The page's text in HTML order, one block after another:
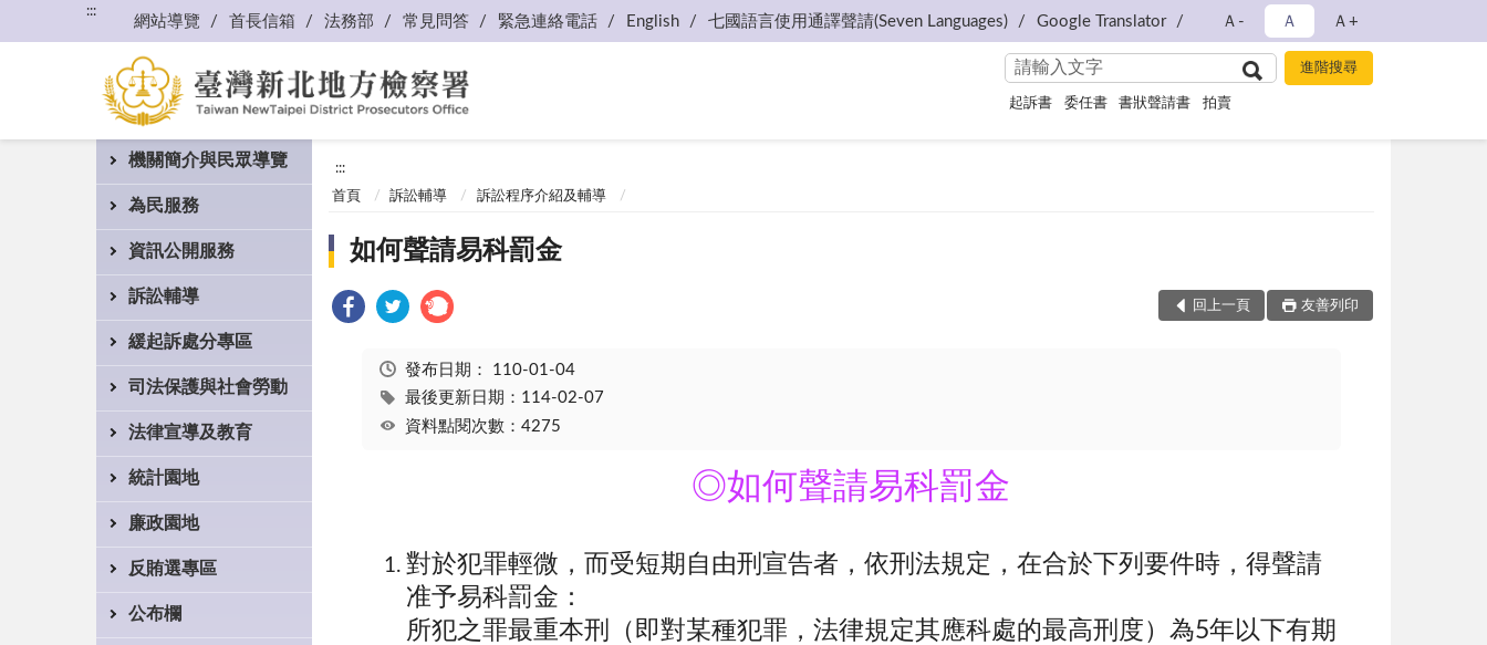
:::
網站導覽 首長信箱 法務部 常見問答 緊急連絡電話 English 七國語言使用通譯聲請(Seven Languages) Google Translator Ａ- Ａ Ａ+
起訴書 委任書 書狀聲請書 拍賣
機關簡介與民眾導覽
為民服務
資訊公開服務
訴訟輔導
緩起訴處分專區
司法保護與社會勞動
法律宣導及教育
統計園地
廉政園地
反賄選專區
公布欄
:::
首頁 訴訟輔導 訴訟程序介紹及輔導
如何聲請易科罰金
回上一頁 友善列印
發布日期： 110-01-04
最後更新日期：114-02-07
資料點閱次數：4275
◎如何聲請易科罰金
對於犯罪輕微，而受短期自由刑宣告者，依刑法規定，在合於下列要件時，得聲請
准予易科罰金：
所犯之罪最重本刑（即對某種犯罪，法律規定其應科處的最高刑度）為5年以下有期